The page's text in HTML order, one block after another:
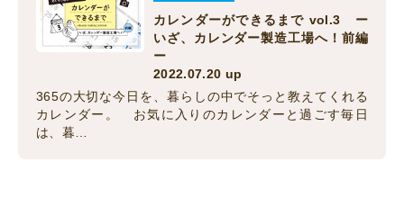
カレンダーができるまで vol.3 ー
いざ、カレンダー製造工場へ！前編
ー
2022.07.20 up
365の大切な今日を、暮らしの中でそっと教えてくれる
カレンダー。 お気に入りのカレンダーと過ごす毎日
は、暮…